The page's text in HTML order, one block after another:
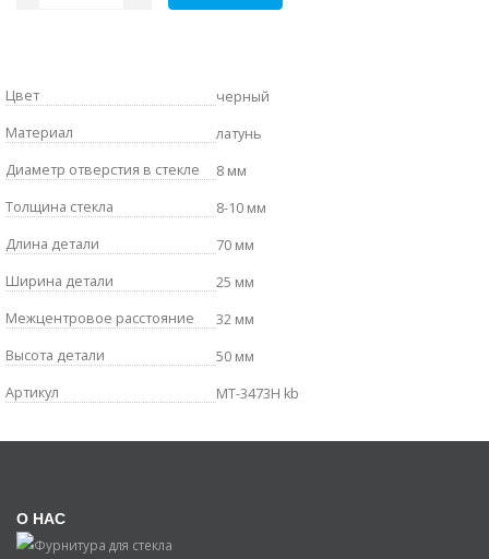
Цвет
черный
Материал
латунь
Диаметр отверстия в стекле
8 мм
Толщина стекла
8-10 мм
Длина детали
70 мм
Ширина детали
25 мм
Межцентровое расстояние
32 мм
Высота детали
50 мм
Артикул
MT-3473H kb
О НАС